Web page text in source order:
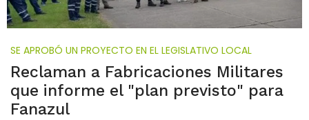
SE APROBÓ UN PROYECTO EN EL LEGISLATIVO LOCAL
Reclaman a Fabricaciones Militares
que informe el "plan previsto" para
Fanazul